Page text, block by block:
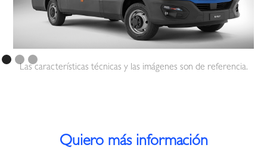
Las características técnicas y las imágenes son de referencia.
Quiero más información